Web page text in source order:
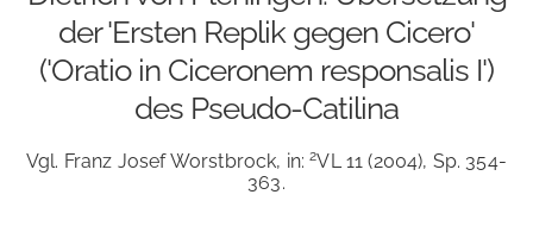
der 'Ersten Replik gegen Cicero'
('Oratio in Ciceronem responsalis I')
des Pseudo-Catilina
Vgl. Franz Josef Worstbrock, in:2VL 11 (2004), Sp. 354-
363.